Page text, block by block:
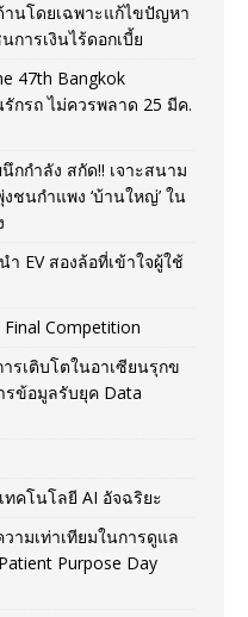
นโดยเฉพาะแก้ไขปัญหา
ารเงินไร้ดอกเบี้ย
47th Bangkok
กรถ ไม่ควรพลาด 25 มีค.
กำลัง สกัด!! เจาะสนาม
ชนกำแพง ‘บ้านใหญ่’ ใน
ำ EV สองล้อที่เข้าใจผู้ใช้
Competition
รเติบโตในอาเซียนรุกข
รข้อมูลรับยุค Data
ทคโนโลยี AI อัจฉริยะ
ามเท่าเทียมในการดูแล
Purpose Day